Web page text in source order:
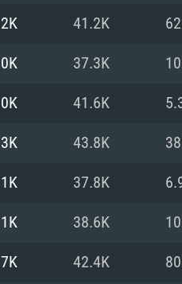
10/11 (64
Core i5 또는
이상
11 이상을
OS Big Sur 11.0
i7 (Intel Xeon
드밴드 인터넷
: 62.2 GB (전체
20.04 64bit
Core i7
을 지원하
을 가지며 최신
RX 570 (6개월
41.2K
37.3K
41.6K
43.8K
37.8K
38.6K
42.4K